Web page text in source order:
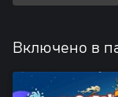
Включено в